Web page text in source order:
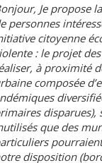
Je propose
personnes
citoyenne
: le projet
à proximité
composée
disparues),
que des
disposition